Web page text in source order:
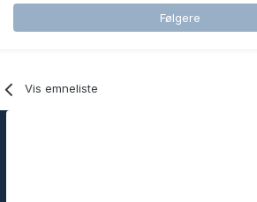
Følgere
Vis emneliste